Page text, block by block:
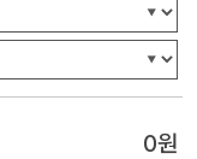
0원